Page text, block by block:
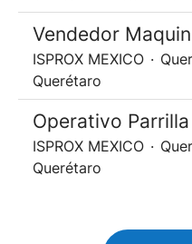
Vendedor
ISPROX MEXICO ·
Querétaro
Operativo
ISPROX MEXICO ·
Querétaro